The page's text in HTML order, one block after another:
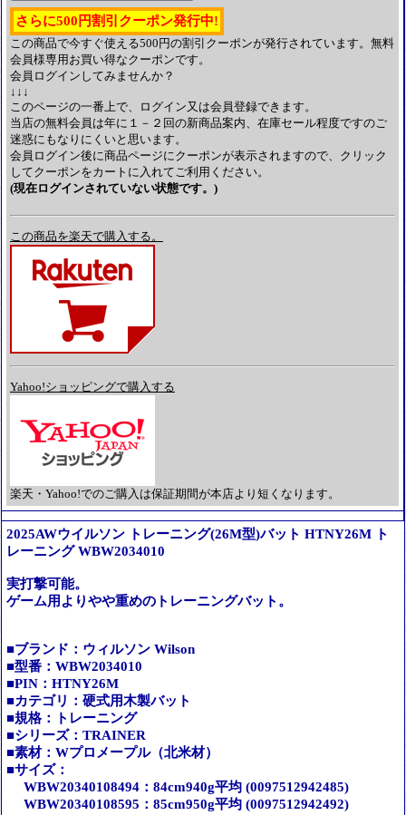
さらに500円割引クーポン発行中!
この商品で今すぐ使える500円の割引クーポンが発行されています。無料
会員様専用お買い得なクーポンです。
会員ログインしてみませんか？
↓↓↓
このページの一番上で、ログイン又は会員登録できます。
当店の無料会員は年に１－２回の新商品案内、在庫セール程度ですのご
迷惑にもなりにくいと思います。
会員ログイン後に商品ページにクーポンが表示されますので、クリック
してクーポンをカートに入れてご利用ください。
(現在ログインされていない状態です。)
この商品を楽天で購入する。
Yahoo!ショッピングで購入する
楽天・Yahoo!でのご購入は保証期間が本店より短くなります。
2025AWウイルソン トレーニング(26M型)バット HTNY26M ト
レーニング WBW2034010
実打撃可能。
ゲーム用よりやや重めのトレーニングバット。
■ブランド：ウィルソン Wilson
■型番：WBW2034010
■PIN：HTNY26M
■カテゴリ：硬式用木製バット
■規格：トレーニング
■シリーズ：TRAINER
■素材：Wプロメープル（北米材）
■サイズ：
WBW20340108494：84cm940g平均 (0097512942485)
WBW20340108595：85cm950g平均 (0097512942492)